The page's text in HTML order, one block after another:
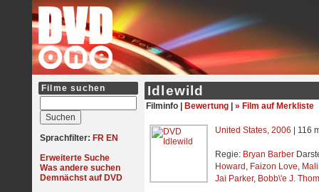
Filme suchen
Sprachfilter: FR EN
Erweiterte Suche
Was andere suchen
Demnächst auf DVD
Idlewild
Filminfo | Bewertung » Film auf Merkliste
United States, 2006 | 116
Regie: Bryan Barber
Howard , Faizon Love,
Jai Parker, Bobb\'e J.